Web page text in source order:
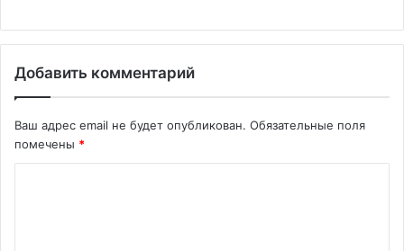
Добавить комментарий
Ваш адрес email не будет опубликован. Обязательные поля
помечены *